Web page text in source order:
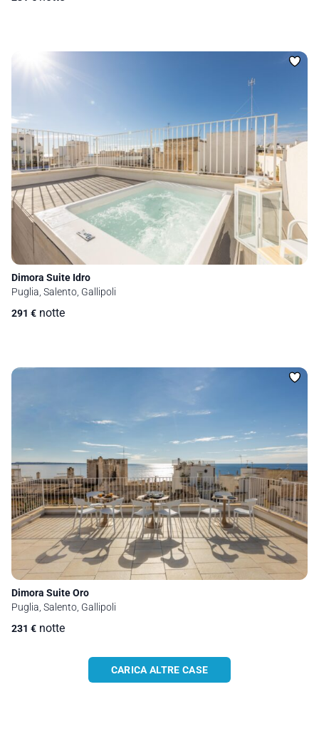
Dimora Suite Idro
Puglia, Salento, Gallipoli
291 € notte
Dimora Suite Oro
Puglia, Salento, Gallipoli
231 € notte
CARICA ALTRE CASE